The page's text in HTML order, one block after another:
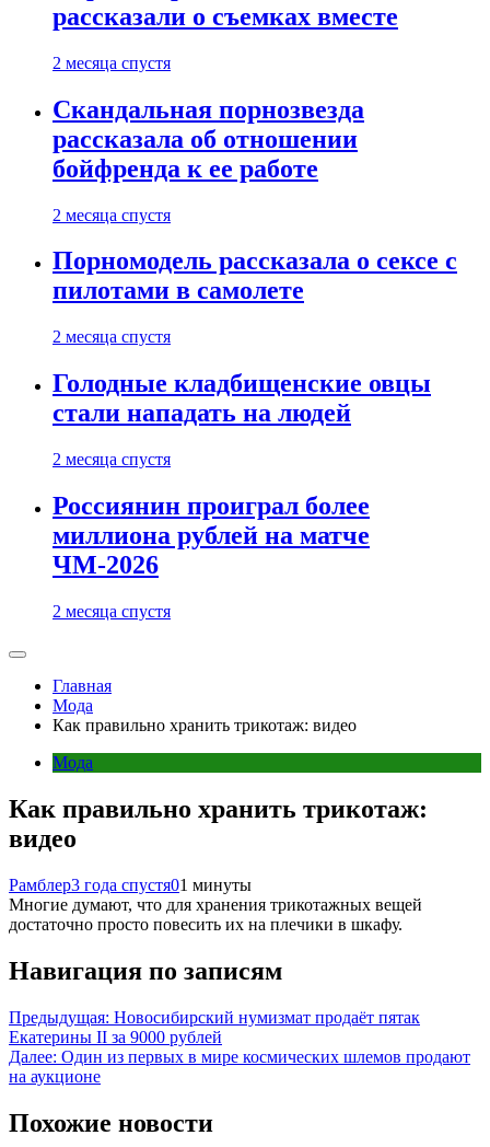
рассказали о съемках вместе
2 месяца спустя
Скандальная порнозвезда
рассказала об отношении
бойфренда к ее работе
2 месяца спустя
Порномодель рассказала о сексе с
пилотами в самолете
2 месяца спустя
Голодные кладбищенские овцы
стали нападать на людей
2 месяца спустя
Россиянин проиграл более
миллиона рублей на матче
ЧМ-2026
2 месяца спустя
Главная
Мода
Как правильно хранить трикотаж: видео
Мода
Как правильно хранить трикотаж:
видео
Рамблер3 года спустя01 минуты
Многие думают, что для хранения трикотажных вещей
достаточно просто повесить их на плечики в шкафу.
Навигация по записям
Предыдущая: Новосибирский нумизмат продаёт пятак
Екатерины II за 9000 рублей
Далее: Один из первых в мире космических шлемов продают
на аукционе
Похожие новости